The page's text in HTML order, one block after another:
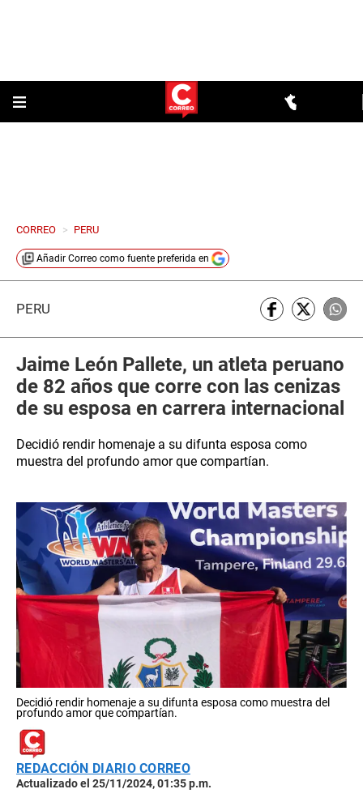
CORREO > PERU
Añadir Correo como fuente preferida en
PERÚ
Jaime León Pallete, un atleta peruano
de 82 años que corre con las cenizas
de su esposa en carrera internacional
Decidió rendir homenaje a su difunta esposa como
muestra del profundo amor que compartían.
Decidió rendir homenaje a su difunta esposa como muestra del
profundo amor que compartían.
REDACCIÓN DIARIO CORREO
Actualizado el 25/11/2024, 01:35 p.m.